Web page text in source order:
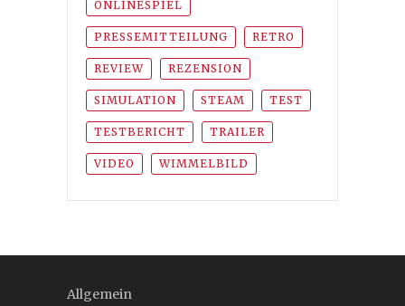
ONLINESPIEL
PRESSEMITTEILUNG RETRO
REVIEW REZENSION
SIMULATION STEAM TEST
TESTBERICHT TRAILER
VIDEO WIMMELBILD
Allgemein